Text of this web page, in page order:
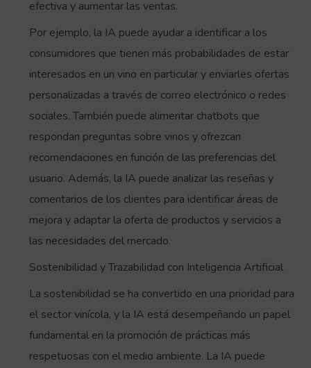
efectiva y aumentar las ventas.
Por ejemplo, la IA puede ayudar a identificar a los
consumidores que tienen más probabilidades de estar
interesados en un vino en particular y enviarles ofertas
personalizadas a través de correo electrónico o redes
sociales. También puede alimentar chatbots que
respondan preguntas sobre vinos y ofrezcan
recomendaciones en función de las preferencias del
usuario. Además, la IA puede analizar las reseñas y
comentarios de los clientes para identificar áreas de
mejora y adaptar la oferta de productos y servicios a
las necesidades del mercado.
Sostenibilidad y Trazabilidad con Inteligencia Artificial
La sostenibilidad se ha convertido en una prioridad para
el sector vinícola, y la IA está desempeñando un papel
fundamental en la promoción de prácticas más
respetuosas con el medio ambiente. La IA puede